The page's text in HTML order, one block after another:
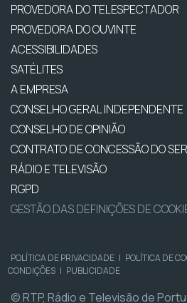
PROVEDORA DO TELESPECTADOR
PROVEDORA DO OUVINTE
ACESSIBILIDADES
SATÉLITES
A EMPRESA
CONSELHO GERAL INDEPENDENTE
CONSELHO DE OPINIÃO
CONTRATO DE CONCESSÃO DO
RÁDIO E TELEVISÃO
RGPD
GESTÃO DAS DEFINIÇÕES DE
POLÍTICA DE PRIVACIDADE | POLÍTICA DE
CONDIÇÕES | PUBLICIDADE
© RTP, Rádio e Televisão de